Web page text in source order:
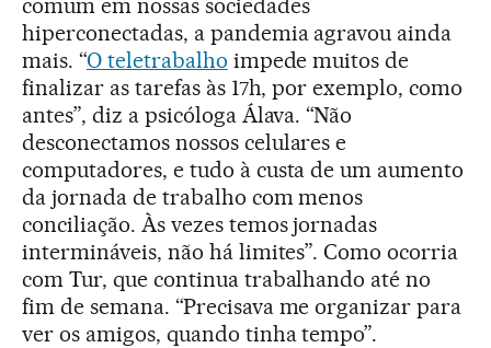
hiperconectadas, a pandemia agravou ainda
mais. “O teletrabalho impede muitos de
finalizar as tarefas às 17h, por exemplo, como
antes”, diz a psicóloga Álava. “Não
desconectamos nossos celulares e
computadores, e tudo à custa de um aumento
da jornada de trabalho com menos
conciliação. Às vezes temos jornadas
intermináveis, não há limites”. Como ocorria
com Tur, que continua trabalhando até no
fim de semana. “Precisava me organizar para
ver os amigos, quando tinha tempo”.